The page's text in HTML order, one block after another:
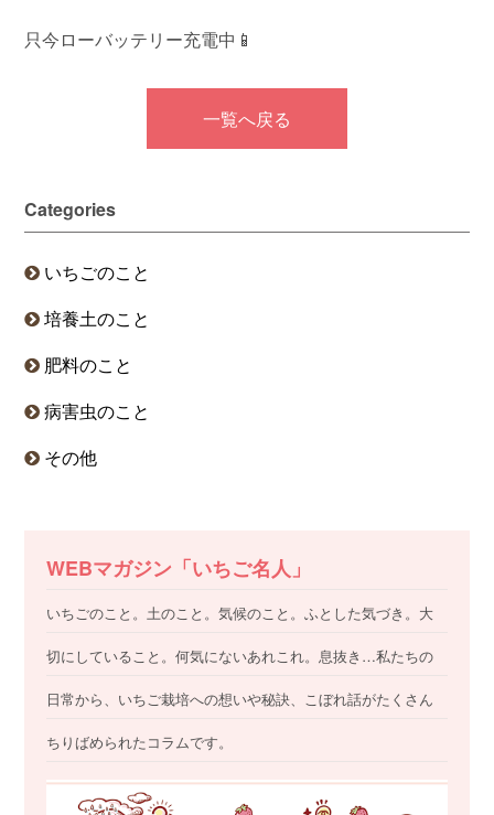
只今ローバッテリー充電中📱
一覧へ戻る
Categories
いちごのこと
培養土のこと
肥料のこと
病害虫のこと
その他
WEBマガジン「いちご名人」
いちごのこと。土のこと。気候のこと。ふとした気づき。大
切にしていること。何気にないあれこれ。息抜き…私たちの
日常から、いちご栽培への想いや秘訣、こぼれ話がたくさん
ちりばめられたコラムです。